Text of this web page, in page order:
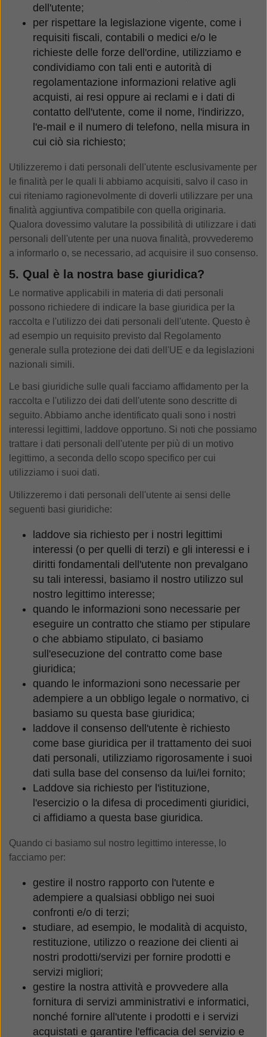
dell'utente;
per rispettare la legislazione vigente, come i
requisiti fiscali, contabili o medici e/o le
richieste delle forze dell'ordine, utilizziamo e
condividiamo con tali enti e autorità di
regolamentazione informazioni relative agli
acquisti, ai resi oppure ai reclami e i dati di
contatto dell'utente, come il nome, l'indirizzo,
l'e-mail e il numero di telefono, nella misura in
cui ciò sia richiesto;
Utilizzeremo i dati personali dell'utente esclusivamente per
le finalità per le quali li abbiamo acquisiti, salvo il caso in
cui riteniamo ragionevolmente di doverli utilizzare per una
finalità aggiuntiva compatibile con quella originaria.
Qualora dovessimo valutare la possibilità di utilizzare i dati
personali dell'utente per una nuova finalità, provvederemo
a informarlo o, se necessario, ad acquisire il suo consenso.
5. Qual è la nostra base giuridica?
Le normative applicabili in materia di dati personali
possono richiedere di indicare la base giuridica per la
raccolta e l'utilizzo dei dati personali dell'utente. Questo è
ad esempio un requisito previsto dal Regolamento
generale sulla protezione dei dati dell'UE e da legislazioni
nazionali simili.
Le basi giuridiche sulle quali facciamo affidamento per la
raccolta e l'utilizzo dei dati dell'utente sono descritte di
seguito. Abbiamo anche identificato quali sono i nostri
interessi legittimi, laddove opportuno. Si noti che possiamo
trattare i dati personali dell'utente per più di un motivo
legittimo, a seconda dello scopo specifico per cui
utilizziamo i suoi dati.
Utilizzeremo i dati personali dell'utente ai sensi delle
seguenti basi giuridiche:
laddove sia richiesto per i nostri legittimi
interessi (o per quelli di terzi) e gli interessi e i
diritti fondamentali dell'utente non prevalgano
su tali interessi, basiamo il nostro utilizzo sul
nostro legittimo interesse;
quando le informazioni sono necessarie per
eseguire un contratto che stiamo per stipulare
o che abbiamo stipulato, ci basiamo
sull'esecuzione del contratto come base
giuridica;
quando le informazioni sono necessarie per
adempiere a un obbligo legale o normativo, ci
basiamo su questa base giuridica;
laddove il consenso dell'utente è richiesto
come base giuridica per il trattamento dei suoi
dati personali, utilizziamo rigorosamente i suoi
dati sulla base del consenso da lui/lei fornito;
Laddove sia richiesto per l'istituzione,
l'esercizio o la difesa di procedimenti giuridici,
ci affidiamo a questa base giuridica.
Quando ci basiamo sul nostro legittimo interesse, lo
facciamo per:
gestire il nostro rapporto con l'utente e
adempiere a qualsiasi obbligo nei suoi
confronti e/o di terzi;
studiare, ad esempio, le modalità di acquisto,
restituzione, utilizzo o reazione dei clienti ai
nostri prodotti/servizi per fornire prodotti e
servizi migliori;
gestire la nostra attività e provvedere alla
fornitura di servizi amministrativi e informatici,
nonché fornire all'utente i prodotti e i servizi
acquistati e garantire l'efficacia del servizio e